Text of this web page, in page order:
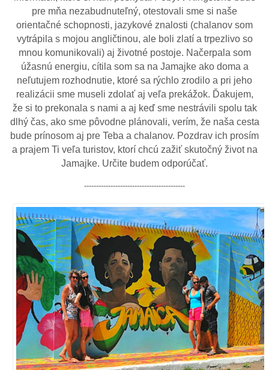
pre mňa nezabudnuteľný, otestovali sme si naše
orientačné schopnosti, jazykové znalosti (chalanov som
vytrápila s mojou angličtinou, ale boli zlatí a trpezlivo so
mnou komunikovali) aj životné postoje. Načerpala som
úžasnú energiu, cítila som sa na Jamajke ako doma a
neľutujem rozhodnutie, ktoré sa rýchlo zrodilo a pri jeho
realizácii sme museli zdolať aj veľa prekážok. Ďakujem,
že si to prekonala s nami a aj keď sme nestrávili spolu tak
dlhý čas, ako sme pôvodne plánovali, verím, že naša cesta
bude prínosom aj pre Teba a chalanov. Pozdrav ich prosím
a prajem Ti veľa turistov, ktorí chcú zažiť skutočný život na
Jamajke. Určite budem odporúčať.
------------------------------------------